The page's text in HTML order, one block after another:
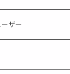
ッシュに
フラワレソット
ーザー